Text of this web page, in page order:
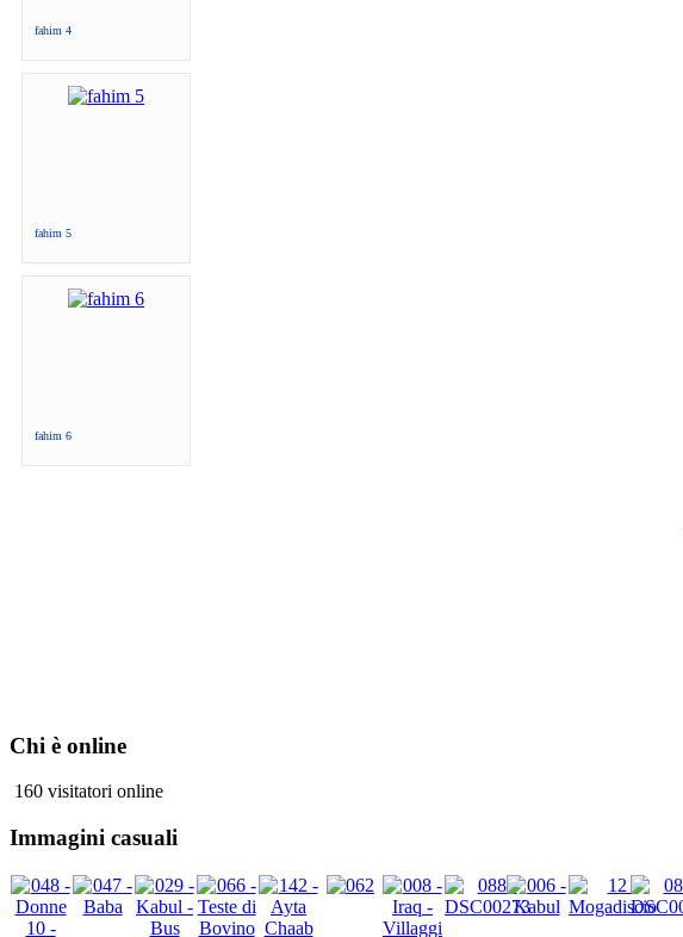
fahim 4
fahim 5
fahim 6
Chi è online
160 visitatori online
Immagini casuali